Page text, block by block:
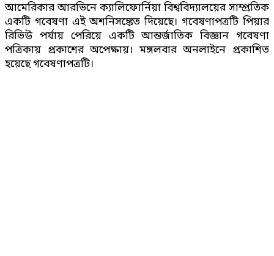
আমেরিকার আরভিনে ক্যালিফোর্নিয়া বিশ্ববিদ্যালয়ের সাম্প্রতিক
একটি গবেষণা এই অশনিসঙ্কেত দিয়েছে। গবেষণাপত্রটি পিয়ার
রিভিউ পর্যায় পেরিয়ে একটি আন্তর্জাতিক বিজ্ঞান গবেষণা
পত্রিকায় প্রকাশের অপেক্ষায়। মঙ্গলবার অনলাইনে প্রকাশিত
হয়েছে গবেষণাপত্রটি।